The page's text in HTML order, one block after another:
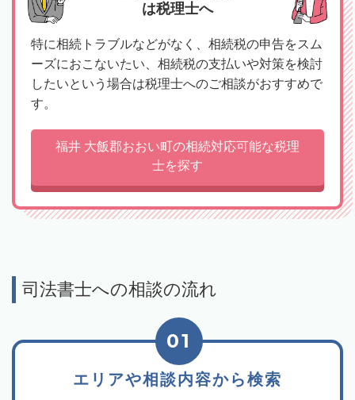
は税理士へ
特に相続トラブルなどがなく、相続税の申告をスム
ーズにおこないたい、相続税の支払いや対策を検討
したいという場合は税理士へのご相談がおすすめで
す。
福井 大飯郡おおい町の相続対応可能な税理
士を探す
司法書士への相談の流れ
エリアや相談内容から検索
01